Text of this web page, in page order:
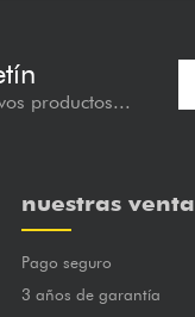
productos...
nuestras
Pago seguro
3 años de garantía